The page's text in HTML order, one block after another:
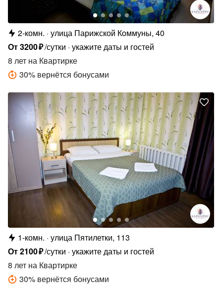
2-комн. улица Парижской Коммуны, 40
От3200₽/сутки укажите даты и гостей
8 лет на Квартирке
30% вернётся бонусами
1-комн. улица Пятилетки, 113
От2100₽/сутки укажите даты и гостей
8 лет на Квартирке
30% вернётся бонусами